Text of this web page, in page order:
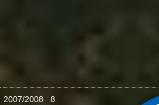
2007/2008 8